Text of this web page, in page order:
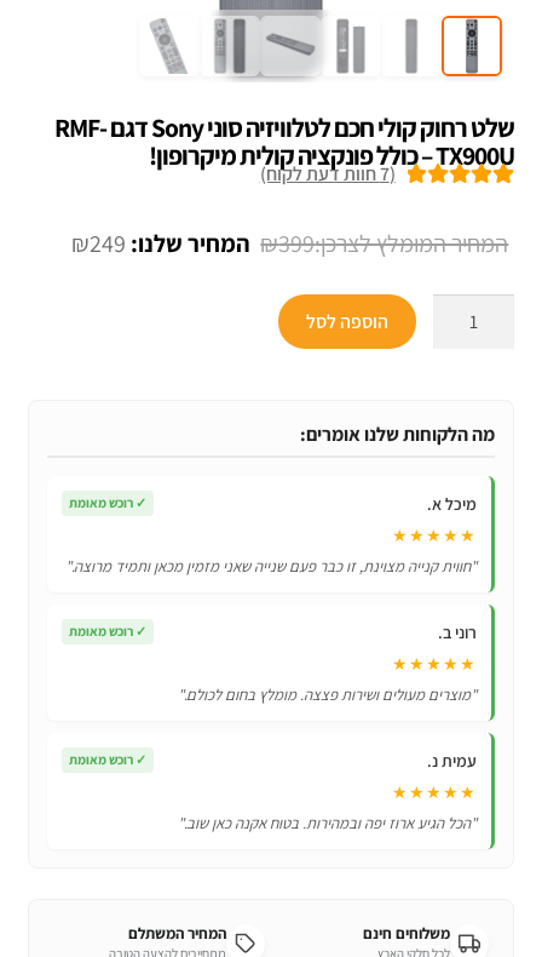
שלט רחוק קולי חכם לטלוויזיה סוני Sony דגם RMF-
TX900U – כולל פונקציה קולית מיקרופון!
לקוחות
(
7חוות דעת לקוח)
₪399
המחיר
₪249 המחיר
קולי
לטלוויזיה
דגם
RMF-
TX900U
פונקציה
קולית
מיקרופון!
הוספה לסל
מה הלקוחות שלנו אומרים:
מיכל א. ✓ רוכש מאומת
★★★★★
"חווית קנייה מצוינת, זו כבר פעם שנייה שאני מזמין מכאן ותמיד מרוצה."
רוני ב. ✓ רוכש מאומת
★★★★★
"מוצרים מעולים ושירות פצצה. מומלץ בחום לכולם."
עמית נ. ✓ רוכש מאומת
★★★★★
"הכל הגיע ארוז יפה ובמהירות. בטוח אקנה כאן שוב."
משלוחים חינם המחיר המשתלם